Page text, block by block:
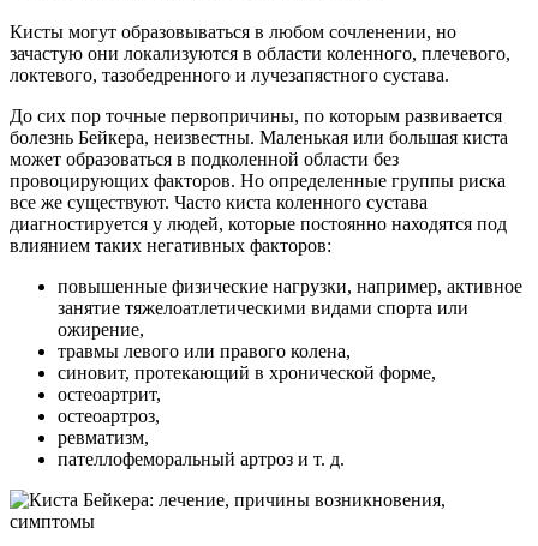
Кисты могут образовываться в любом сочленении, но
зачастую они локализуются в области коленного, плечевого,
локтевого, тазобедренного и лучезапястного сустава.
До сих пор точные первопричины, по которым развивается
болезнь Бейкера, неизвестны. Маленькая или большая киста
может образоваться в подколенной области без
провоцирующих факторов. Но определенные группы риска
все же существуют. Часто киста коленного сустава
диагностируется у людей, которые постоянно находятся под
влиянием таких негативных факторов:
повышенные физические нагрузки, например, активное
занятие тяжелоатлетическими видами спорта или
ожирение,
травмы левого или правого колена,
синовит, протекающий в хронической форме,
остеоартрит,
остеоартроз,
ревматизм,
пателлофеморальный артроз и т. д.